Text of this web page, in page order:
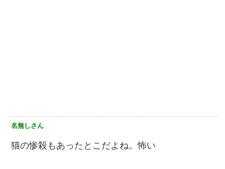
名無しさん
猫の惨殺もあったとこだよね。怖い